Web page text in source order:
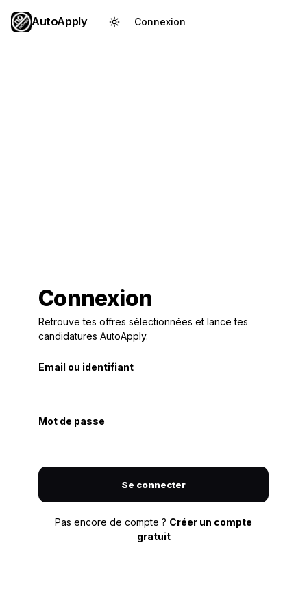
AutoApply Connexion
Connexion
Retrouve tes offres sélectionnées et lance tes
candidatures AutoApply.
Email ou identifiant
Mot de passe
Se connecter
Pas encore de compte ? Créer un compte
gratuit